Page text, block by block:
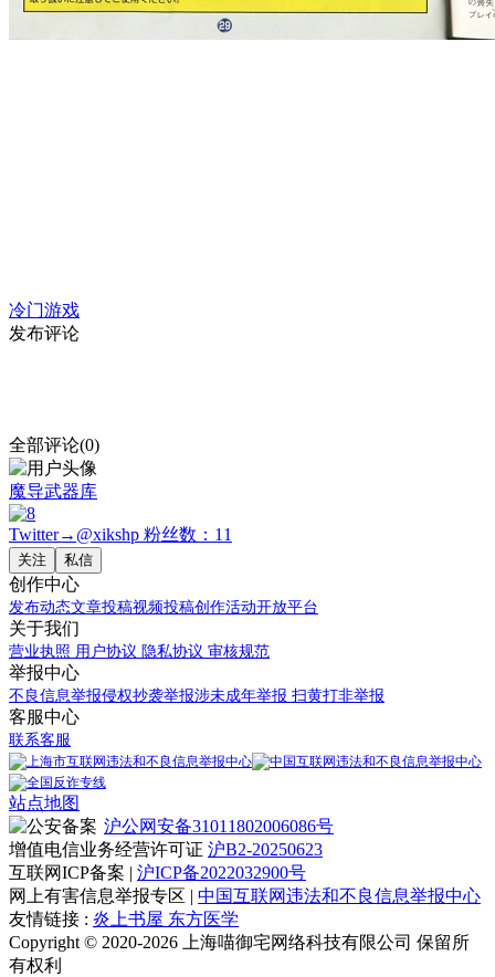
冷门游戏
发布评论
全部评论(0)
魔导武器库
Twitter→@xikshp 粉丝数：11
关注 私信
创作中心
发布动态文章投稿视频投稿创作活动开放平台
关于我们
营业执照 用户协议 隐私协议 审核规范
举报中心
不良信息举报侵权抄袭举报涉未成年举报 扫黄打非举报
客服中心
联系客服
站点地图
沪公网安备31011802006086号
增值电信业务经营许可证 沪B2-20250623
互联网ICP备案 | 沪ICP备2022032900号
网上有害信息举报专区 | 中国互联网违法和不良信息举报中心
友情链接 : 炎上书屋 东方医学
Copyright © 2020-2026 上海喵御宅网络科技有限公司 保留所
有权利